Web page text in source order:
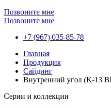
Позвоните мне
Позвоните мне
+7 (967) 035-85-78
Главная
Продукция
Сайдинг
Внутренний угол (K-13
Серии и коллекции